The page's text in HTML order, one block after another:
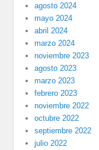
agosto 2024
mayo 2024
abril 2024
marzo 2024
noviembre 2023
agosto 2023
marzo 2023
febrero 2023
noviembre 2022
octubre 2022
septiembre 2022
julio 2022